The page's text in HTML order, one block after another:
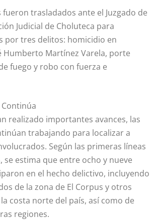
trasladados ante el Juzgado de
Judicial de Choluteca para
por tres delitos: homicidio en
Humberto Martínez Varela, porte
fuego y robo con fuerza e
realizado importantes avances, las
trabajando para localizar a
Según las primeras líneas
se estima que entre ocho y nueve
en el hecho delictivo, incluyendo
de la zona de El Corpus y otros
costa norte del país, así como de
regiones.